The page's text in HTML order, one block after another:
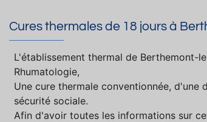
Cures thermales de 18 jours à
L'établissement thermal de Berthemont-
Rhumatologie,
Une cure thermale conventionnée, d'une
sécurité sociale.
Afin d'avoir toutes les informations sur